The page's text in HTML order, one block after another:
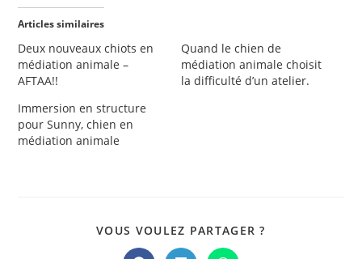
Articles similaires
Deux nouveaux chiots en
médiation animale –
AFTAA!!
Quand le chien de
médiation animale choisit
la difficulté d’un atelier.
Immersion en structure
pour Sunny, chien en
médiation animale
VOUS VOULEZ PARTAGER ?